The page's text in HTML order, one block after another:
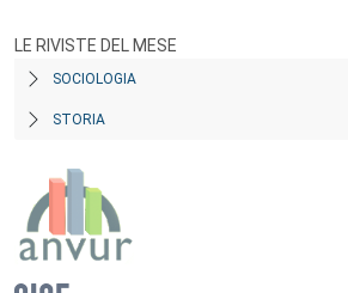
LE RIVISTE DEL MESE
SOCIOLOGIA
STORIA